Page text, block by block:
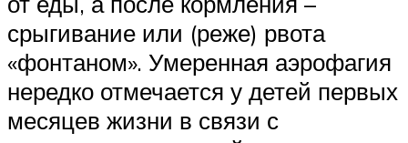
срыгивание или (реже) рвота
«фонтаном». Умеренная аэрофагия
нередко отмечается у детей первых
месяцев жизни в связи с